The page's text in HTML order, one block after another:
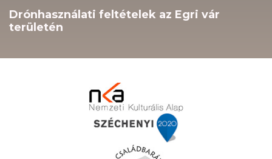
Drónhasználati feltételek az Egri vár
területén